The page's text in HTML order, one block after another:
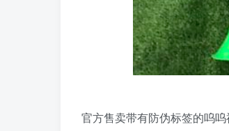
官方售卖带有防伪标签的呜